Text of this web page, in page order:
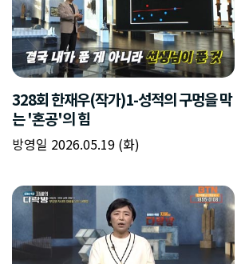
328회 한재우(작가)1-성적의 구멍을 막
는 '혼공'의 힘
방영일 2026.05.19 (화)